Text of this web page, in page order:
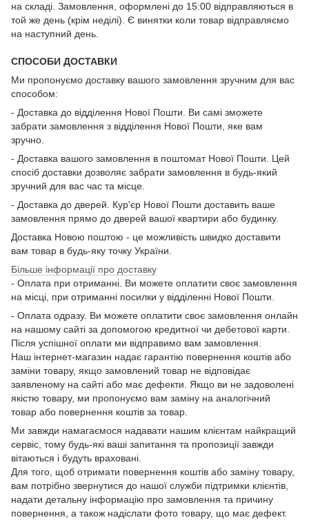
на складі. Замовлення, оформлені до 15:00 відправляються в
той же день (крім неділі). Є винятки коли товар відправляємо
на наступний день.
СПОСОБИ ДОСТАВКИ
Ми пропонуємо доставку вашого замовлення зручним для вас
способом:
- Доставка до відділення Нової Пошти. Ви самі зможете
забрати замовлення з відділення Нової Пошти, яке вам
зручно.
- Доставка вашого замовлення в поштомат Нової Пошти. Цей
спосіб доставки дозволяє забрати замовлення в будь-який
зручний для вас час та місце.
- Доставка до дверей. Кур'єр Нової Пошти доставить ваше
замовлення прямо до дверей вашої квартири або будинку.
Доставка Новою поштою - це можливість швидко доставити
вам товар в будь-яку точку України.
Більше інформації про доставку
- Оплата при отриманні. Ви можете оплатити своє замовлення
на місці, при отриманні посилки у відділенні Нової Пошти.
- Оплата одразу. Ви можете оплатити своє замовлення онлайн
на нашому сайті за допомогою кредитної чи дебетової карти.
Після успішної оплати ми відправимо вам замовлення.
Наш інтернет-магазин надає гарантію повернення коштів або
заміни товару, якщо замовлений товар не відповідає
заявленому на сайті або має дефекти. Якщо ви не задоволені
якістю товару, ми пропонуємо вам заміну на аналогічний
товар або повернення коштів за товар.
Ми завжди намагаємося надавати нашим клієнтам найкращий
сервіс, тому будь-які ваші запитання та пропозиції завжди
вітаються і будуть враховані.
Для того, щоб отримати повернення коштів або заміну товару,
вам потрібно звернутися до нашої служби підтримки клієнтів,
надати детальну інформацію про замовлення та причину
повернення, а також надіслати фото товару, що має дефект.